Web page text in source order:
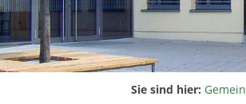
Sie sind hier: